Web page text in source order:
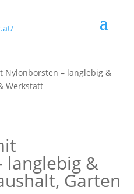
Nylonborsten – langlebig &
Werkstatt
langlebig &
Garten